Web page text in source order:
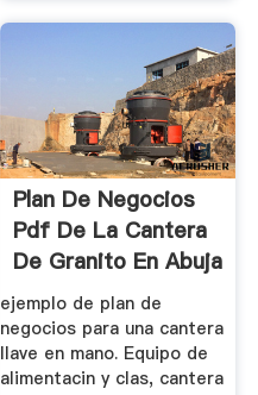
Plan De Negocios
Pdf De La Cantera
De Granito En Abuja
Niger
ejemplo de plan de
negocios para una cantera
llave en mano. Equipo de
alimentacin y clas, cantera